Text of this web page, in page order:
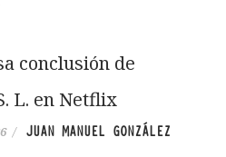
conclusión de
L. en Netflix
/ JUAN MANUEL GONZÁLEZ